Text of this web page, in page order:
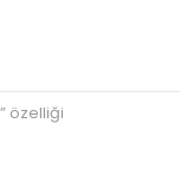
özelliği